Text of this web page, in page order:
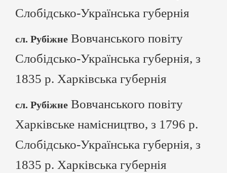
Слобідсько-Українська губернія
сл. Рубіжне Вовчанського повіту
Слобідсько-Українська губернія, з
1835 р. Харківська губернія
сл. Рубіжне Вовчанського повіту
Харківське намісництво, з 1796 р.
Слобідсько-Українська губернія, з
1835 р. Харківська губернія